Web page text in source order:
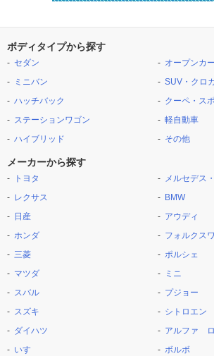
ボディタイプから探す
セダン
ミニバン
ハッチバック
ステーションワゴン
ハイブリッド
オープンカー
SUV・クロ
クーペ・ス
軽自動車
その他
メーカーから探す
トヨタ
レクサス
日産
ホンダ
三菱
マツダ
スバル
スズキ
ダイハツ
いすゞ
メルセデス
BMW
アウディ
フォルクス
ポルシェ
ミニ
プジョー
シトロエン
アルファ
ボルボ